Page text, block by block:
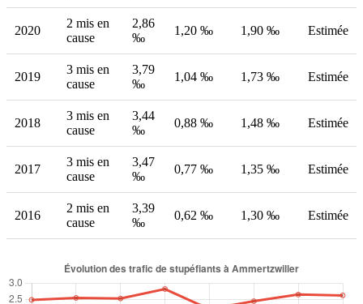
2020
2 mis en
cause
2,86
‰
1,20 ‰ 1,90 ‰ Estimée
2019
3 mis en
cause
3,79
‰
1,04 ‰ 1,73 ‰ Estimée
2018
3 mis en
cause
3,44
‰
0,88 ‰ 1,48 ‰ Estimée
2017
3 mis en
cause
3,47
‰
0,77 ‰ 1,35 ‰ Estimée
2016
2 mis en
cause
3,39
‰
0,62 ‰ 1,30 ‰ Estimée